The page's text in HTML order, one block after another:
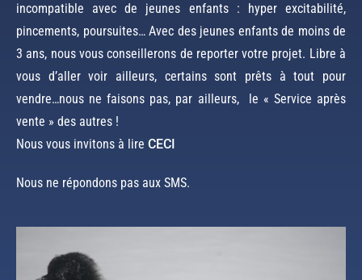
incompatible avec de jeunes enfants : hyper excitabilité,
pincements, poursuites… Avec des jeunes enfants de moins de
3 ans, nous vous conseillerons de reporter votre projet. Libre à
vous d’aller voir ailleurs, certains sont prêts à tout pour
vendre…nous ne faisons pas, par ailleurs, le « Service après
vente » des autres !
Nous vous invitons à lire CECI
Nous ne répondons pas aux SMS.